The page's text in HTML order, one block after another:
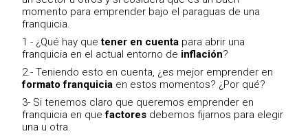
momento para emprender bajo el paraguas de una
franquicia.
1 - ¿Qué hay quetener en cuenta para abrir una
franquicia en el actual entorno de inflación?
2.- Teniendo esto en cuenta, ¿es mejor emprender en
formato franquicia en estos momentos? ¿Por qué?
3- Si tenemos claro que queremos emprender en
franquicia en quefactores debemos fijarnos para elegir
una u otra.